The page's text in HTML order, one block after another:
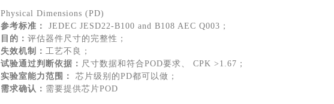
Physical Dimensions (PD)
参考标准：
JEDEC JESD22-B100 and B108 AEC Q003；
目的： 评估器件尺寸的完整性；
失效机制： 工艺不良；
试验通过判断依据： 尺寸数据和符合POD要求、 CPK >1.67；
实验室能力范围： 芯片级别的PD都可以做；
需求确认： 需要提供芯片POD